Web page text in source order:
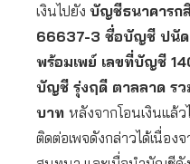
เงินไปยัง บัญชีธนาคารก
66637-3 ชื่อบัญชี ปนั
พร้อมเพย์ เลขที่บัญชี
บัญชี รุ่งฤดี ตาลลาด รว
บาท หลังจากโอนเงินแล้
ติดต่อเพจดังกล่าวได้เนื่อง